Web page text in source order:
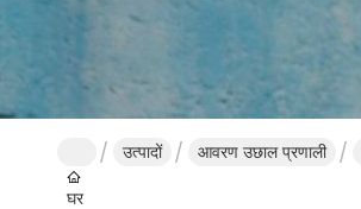
घर
उत्पादों आवरण उछाल प्रणाली